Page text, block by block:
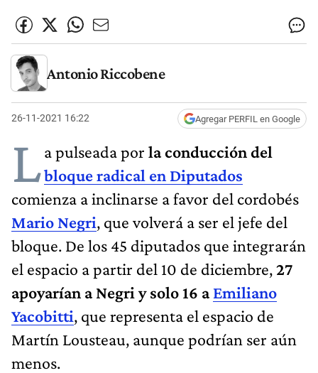
Antonio Riccobene
26-11-2021 16:22 Agregar PERFIL en Google
La pulseada por la conducción del
bloque radical en Diputados
comienza a inclinarse a favor del cordobés
Mario Negri, que volverá a ser el jefe del
bloque. De los 45 diputados que integrarán
el espacio a partir del 10 de diciembre,27
apoyarían a Negri y solo 16 aEmiliano
Yacobitti, que representa el espacio de
Martín Lousteau, aunque podrían ser aún
menos.